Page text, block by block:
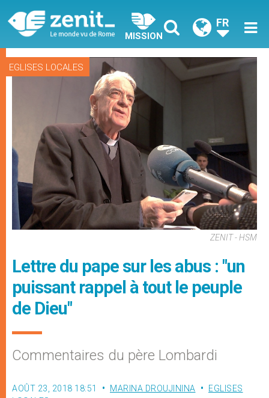
MISSION
FR
EGLISES LOCALES
ZENIT - HSM
Lettre du pape sur les abus : "un
puissant rappel à tout le peuple
de Dieu"
Commentaires du père Lombardi
AOÛT 23, 2018 18:51 MARINA DROUJININA
EGLISES